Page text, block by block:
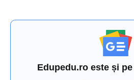
Edupedu.ro este și